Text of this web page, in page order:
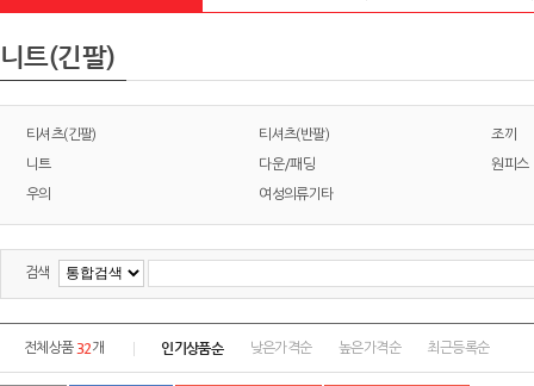
니트(긴팔)
티셔츠(긴팔) 티셔츠(반팔) 조끼
니트 다운/패딩 원피스
우의 여성의류기타
검색
전체상품 32개 인기상품순 낮은가격순 높은가격순 최근등록순